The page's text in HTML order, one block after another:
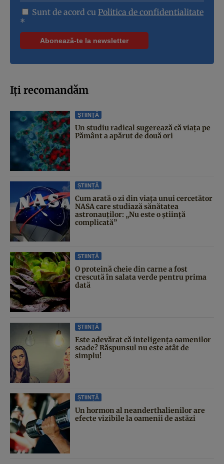
Sunt de acord cu Politica de confidentialitate
*
Iți recomandăm
ȘTIINȚĂ
Un studiu radical sugerează că viața pe
Pământ a apărut de două ori
ȘTIINȚĂ
Cum arată o zi din viața unui cercetător
NASA care studiază sănătatea
astronauților: „Nu este o știință
complicată”
ȘTIINȚĂ
O proteină cheie din carne a fost
crescută în salata verde pentru prima
dată
ȘTIINȚĂ
Este adevărat că inteligența oamenilor
scade? Răspunsul nu este atât de
simplu!
ȘTIINȚĂ
Un hormon al neanderthalienilor are
efecte vizibile la oamenii de astăzi